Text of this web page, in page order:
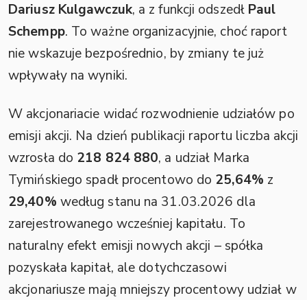
Dariusz Kulgawczuk, a z funkcji odszedł Paul
Schempp. To ważne organizacyjnie, choć raport
nie wskazuje bezpośrednio, by zmiany te już
wpływały na wyniki.
W akcjonariacie widać rozwodnienie udziałów po
emisji akcji. Na dzień publikacji raportu liczba akcji
wzrosła do 218 824 880, a udział Marka
Tymińskiego spadł procentowo do 25,64% z
29,40% według stanu na 31.03.2026 dla
zarejestrowanego wcześniej kapitału. To
naturalny efekt emisji nowych akcji – spółka
pozyskała kapitał, ale dotychczasowi
akcjonariusze mają mniejszy procentowy udział w